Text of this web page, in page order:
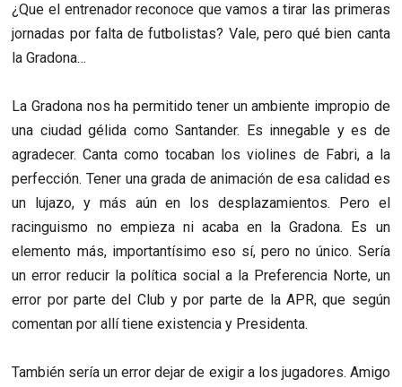
¿Que el entrenador reconoce que vamos a tirar las primeras
jornadas por falta de futbolistas? Vale, pero qué bien canta
la Gradona…
La Gradona nos ha permitido tener un ambiente impropio de
una ciudad gélida como Santander. Es innegable y es de
agradecer. Canta como tocaban los violines de Fabri, a la
perfección. Tener una grada de animación de esa calidad es
un lujazo, y más aún en los desplazamientos. Pero el
racinguismo no empieza ni acaba en la Gradona. Es un
elemento más, importantísimo eso sí, pero no único. Sería
un error reducir la política social a la Preferencia Norte, un
error por parte del Club y por parte de la APR, que según
comentan por allí tiene existencia y Presidenta.
También sería un error dejar de exigir a los jugadores. Amigo